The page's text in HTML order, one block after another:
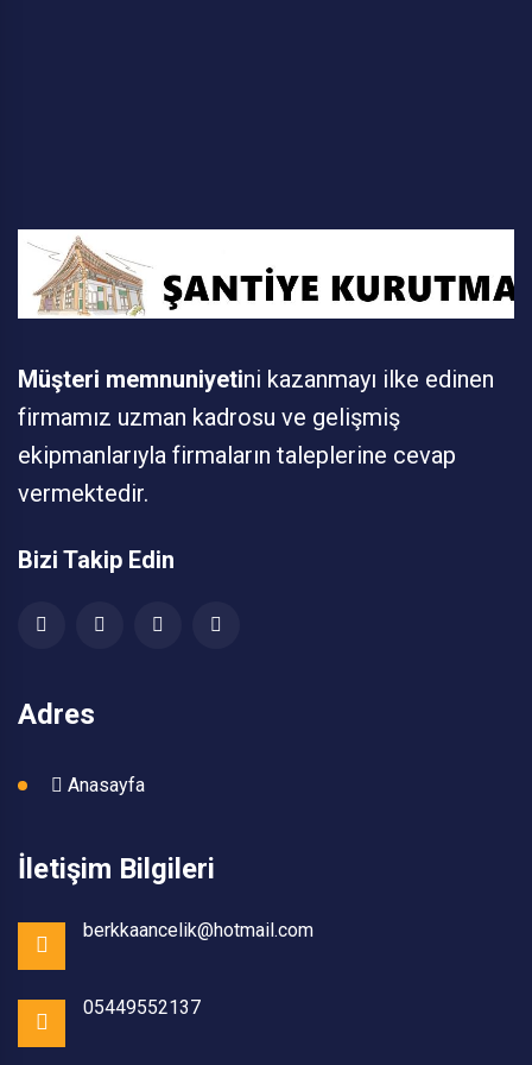
Müşteri memnuniyetini kazanmayı ilke edinen
firmamız uzman kadrosu ve gelişmiş
ekipmanlarıyla firmaların taleplerine cevap
vermektedir.
Bizi Takip Edin
Adres
Anasayfa
İletişim Bilgileri
berkkaancelik@hotmail.com
05449552137